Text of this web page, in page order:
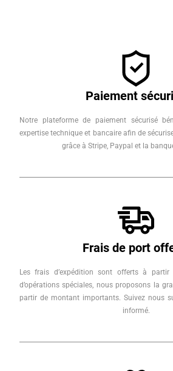
Paiement
Notre plateforme de paiement sécurisé
expertise technique et bancaire afin de
grâce à Stripe, Paypal et la
Frais de port
Les frais d’expédition sont offerts à
d’opérations spéciales, nous proposons la
partir de montant importants. Suivez nous
informé.